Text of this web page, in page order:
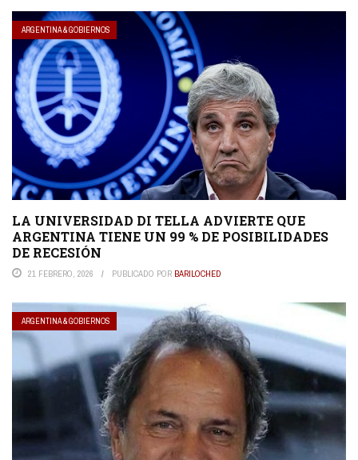
ARGENTINA & GOBIERNOS
LA UNIVERSIDAD DI TELLA ADVIERTE QUE
ARGENTINA TIENE UN 99 % DE POSIBILIDADES
DE RECESIÓN
21 FEBRERO, 2026 PUBLICADO POR BARILOCHED
ARGENTINA & GOBIERNOS